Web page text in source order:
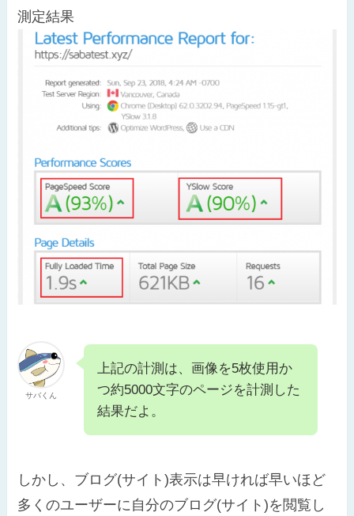
測定結果
サバくん
上記の計測は、画像を5枚使用か
つ約5000文字のページを計測した
結果だよ。
しかし、ブログ(サイト)表示は早ければ早いほど
多くのユーザーに自分のブログ(サイト)を閲覧し